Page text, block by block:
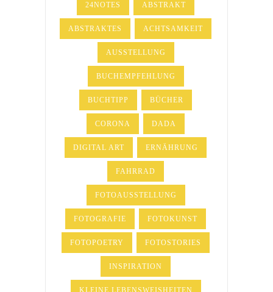
24NOTES ABSTRAKT
ABSTRAKTES ACHTSAMKEIT
AUSSTELLUNG
BUCHEMPFEHLUNG
BUCHTIPP BÜCHER
CORONA DADA
DIGITAL ART ERNÄHRUNG
FAHRRAD
FOTOAUSSTELLUNG
FOTOGRAFIE FOTOKUNST
FOTOPOETRY FOTOSTORIES
INSPIRATION
KLEINE LEBENSWEISHEITEN